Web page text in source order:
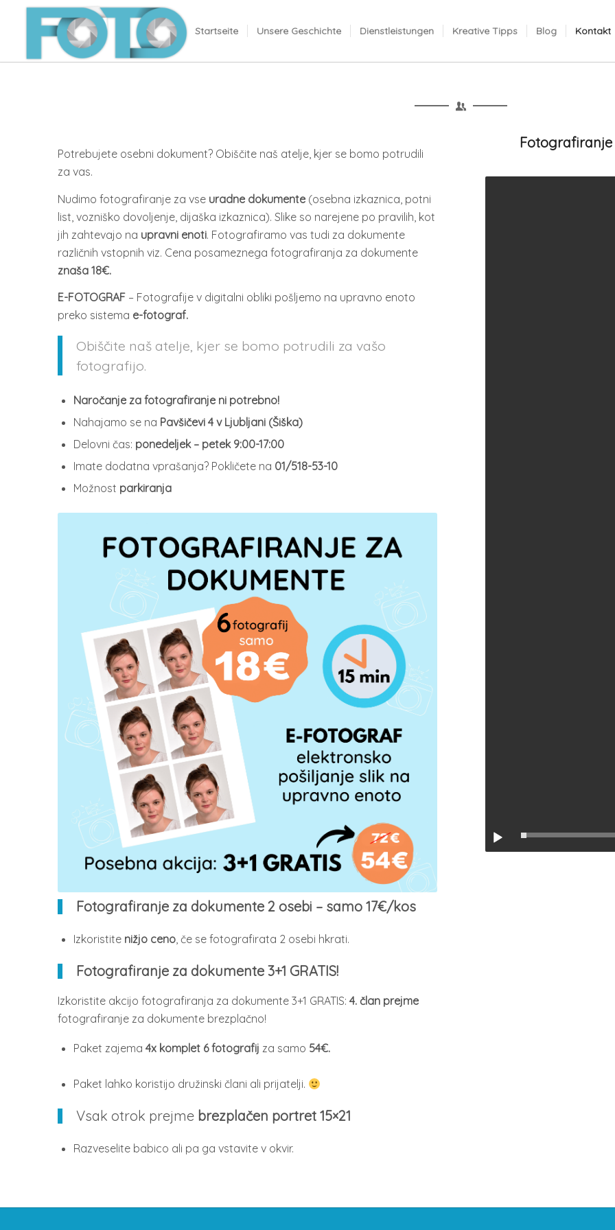
Startseite Unsere Geschichte Dienstleistungen Kreative Tipps Blog Kontakt
Potrebujete osebni dokument? Obiščite naš atelje, kjer se bomo potrudili
za vas.
Nudimo fotografiranje za vse uradne dokumente(osebna izkaznica, potni
list, vozniško dovoljenje, dijaška izkaznica). Slike so narejene po pravilih, kot
jih zahtevajo na upravni enoti. Fotografiramo vas tudi za dokumente
različnih vstopnih viz. Cena posameznega fotografiranja za dokumente
znaša 18€.
E-FOTOGRAF – Fotografije v digitalni obliki pošljemo na upravno enoto
preko sistema e-fotograf.
Obiščite naš atelje, kjer se bomo potrudili za vašo
fotografijo.
Naročanje za fotografiranje ni potrebno!
Nahajamo se na Pavšičevi 4 v Ljubljani (Šiška)
Delovni čas: ponedeljek – petek 9:00-17:00
Imate dodatna vprašanja? Pokličete na 01/518-53-10
Možnost parkiranja
Fotografiranje za dokumente 2 osebi – samo 17€/kos
Izkoristite nižjo ceno, če se fotografirata 2 osebi hkrati.
Fotografiranje za dokumente 3+1 GRATIS!
Izkoristite akcijo fotografiranja za dokumente 3+1 GRATIS: 4. član prejme
fotografiranje za dokumente brezplačno!
Paket zajema 4x komplet 6 fotografij za samo 54€.
Paket lahko koristijo družinski člani ali prijatelji.
Vsak otrok prejme brezplačen portret 15×21
Razveselite babico ali pa ga vstavite v okvir.
Fotografiranje